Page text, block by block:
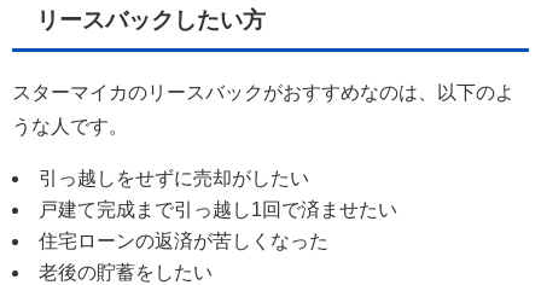
リースバックしたい方
スターマイカのリースバックがおすすめなのは、以下のよ
うな人です。
引っ越しをせずに売却がしたい
戸建て完成まで引っ越し1回で済ませたい
住宅ローンの返済が苦しくなった
老後の貯蓄をしたい